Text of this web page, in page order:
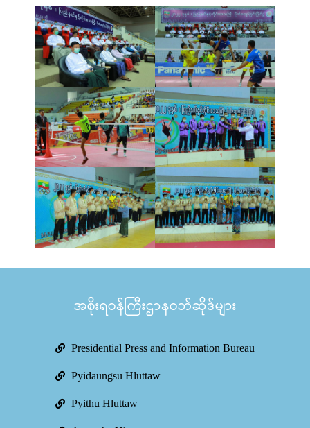
အစိုးရဝန်ကြီးဌာနဝဘ်ဆိုဒ်များ
Presidential Press and Information Bureau
Pyidaungsu Hluttaw
Pyithu Hluttaw